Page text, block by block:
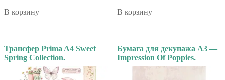
В корзину В корзину
Трансфер Prima A4 Sweet
Spring Collection.
Бумага для декупажа А3 —
Impression Of Poppies.